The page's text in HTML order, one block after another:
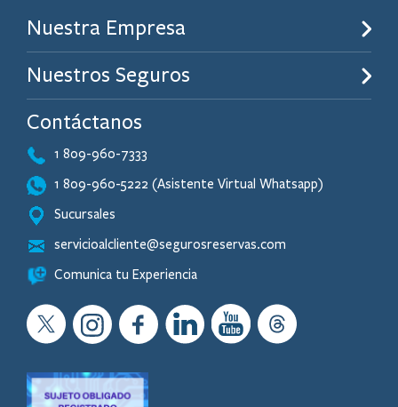
Nuestra Empresa
Nuestros Seguros
Contáctanos
1 809-960-7333
1 809-960-5222 (Asistente Virtual Whatsapp)
Sucursales
servicioalcliente@segurosreservas.com
Comunica tu Experiencia